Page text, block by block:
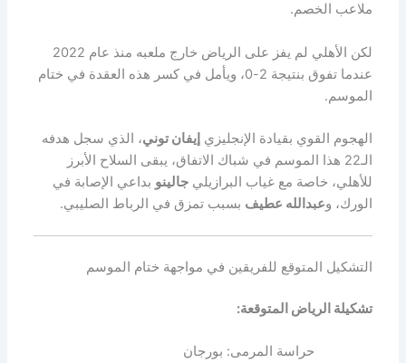
ملاعب الخصم.
لكن الأهلي لم يفز على الرياض خارج ملعبه منذ عام 2022
عندما تفوق بنتيجة 2-0، ويأمل في كسر هذه العقدة في ختام
الموسم.
الهجوم القوي بقيادة الإنجليزيإيفان توني، الذي سجل هدفه
الـ22 هذا الموسم في شباك الاتفاق، يبقى السلاح الأبرز
للأهلي، خاصة مع غياب البرازيليجالينو بداعي الإصابة في
الورك، وعبدالله عطيف بسبب تمزق في الرباط الصليبي.
التشكيل المتوقع للفريقين في مواجهة ختام الموسم
تشكيلة الرياض المتوقعة:
حراسة المرمى: بورجان